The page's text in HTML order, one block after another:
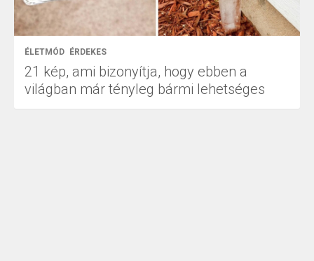
ÉLETMÓD ÉRDEKES
21 kép, ami bizonyítja, hogy ebben a
világban már tényleg bármi lehetséges